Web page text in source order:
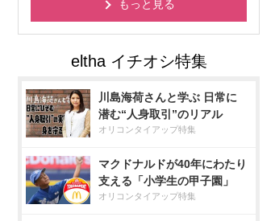
もっと見る
川島海荷さんと学ぶ 日常に
潜む“人身取引”のリアル
オリコンタイアップ特集
マクドナルドが40年にわたり
支える「小学生の甲子園」
オリコンタイアップ特集